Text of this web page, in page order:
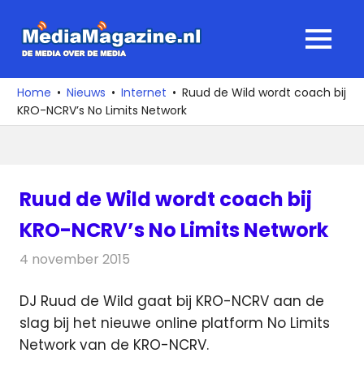
naar
media
over
de
MENU
Home Nieuws Internet
Ruud de Wild wordt coach bij
KRO-NCRV’s No Limits Network
Ruud de Wild wordt coach bij
KRO-NCRV’s No Limits Network
4 november 2015
DJ Ruud de Wild gaat bij KRO-NCRV aan de
slag bij het nieuwe online platform No Limits
Network van de KRO-NCRV.